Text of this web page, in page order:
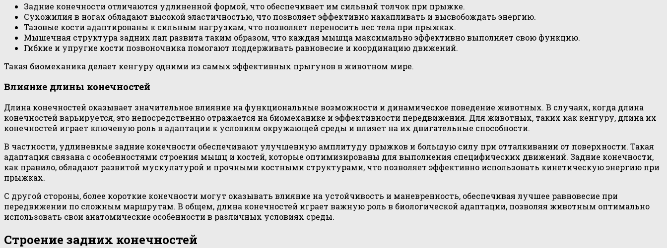
Задние конечности отличаются удлиненной формой, что обеспечивает им сильный толчок при прыжке.
Сухожилия в ногах обладают высокой эластичностью, что позволяет эффективно накапливать и высвобождать энергию.
Тазовые кости адаптированы к сильным нагрузкам, что позволяет переносить вес тела при прыжках.
Мышечная структура задних лап развита таким образом, что каждая мышца максимально эффективно выполняет свою функцию.
Гибкие и упругие кости позвоночника помогают поддерживать равновесие и координацию движений.
Такая биомеханика делает кенгуру одними из самых эффективных прыгунов в животном мире.
Влияние длины конечностей
Длина конечностей оказывает значительное влияние на функциональные возможности и динамическое поведение животных. В случаях, когда длина
конечностей варьируется, это непосредственно отражается на биомеханике и эффективности передвижения. Для животных, таких как кенгуру, длина их
конечностей играет ключевую роль в адаптации к условиям окружающей среды и влияет на их двигательные способности.
В частности, удлиненные задние конечности обеспечивают улучшенную амплитуду прыжков и большую силу при отталкивании от поверхности. Такая
адаптация связана с особенностями строения мышц и костей, которые оптимизированы для выполнения специфических движений. Задние конечности,
как правило, обладают развитой мускулатурой и прочными костными структурами, что позволяет эффективно использовать кинетическую энергию при
прыжках.
С другой стороны, более короткие конечности могут оказывать влияние на устойчивость и маневренность, обеспечивая лучшее равновесие при
передвижении по сложным маршрутам. В общем, длина конечностей играет важную роль в биологической адаптации, позволяя животным оптимально
использовать свои анатомические особенности в различных условиях среды.
Строение задних конечностей